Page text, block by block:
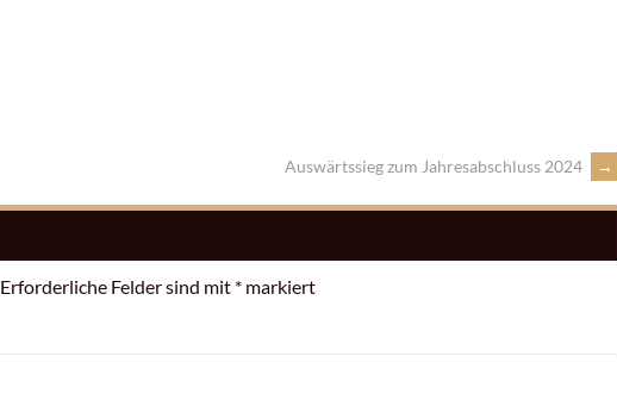
Auswärtssieg zum Jahresabschluss 2024 →
Erforderliche Felder sind mit * markiert